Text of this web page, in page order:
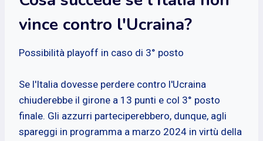
vince contro l'Ucraina?
Possibilità playoff in caso di 3° posto
Se l'Italia dovesse perdere contro l'Ucraina
chiuderebbe il girone a 13 punti e col 3° posto
finale. Gli azzurri parteciperebbero, dunque, agli
spareggi in programma a marzo 2024 in virtù della